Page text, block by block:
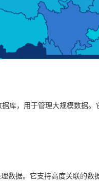
库，用于管理大规模数据
数据。它支持高度关联的